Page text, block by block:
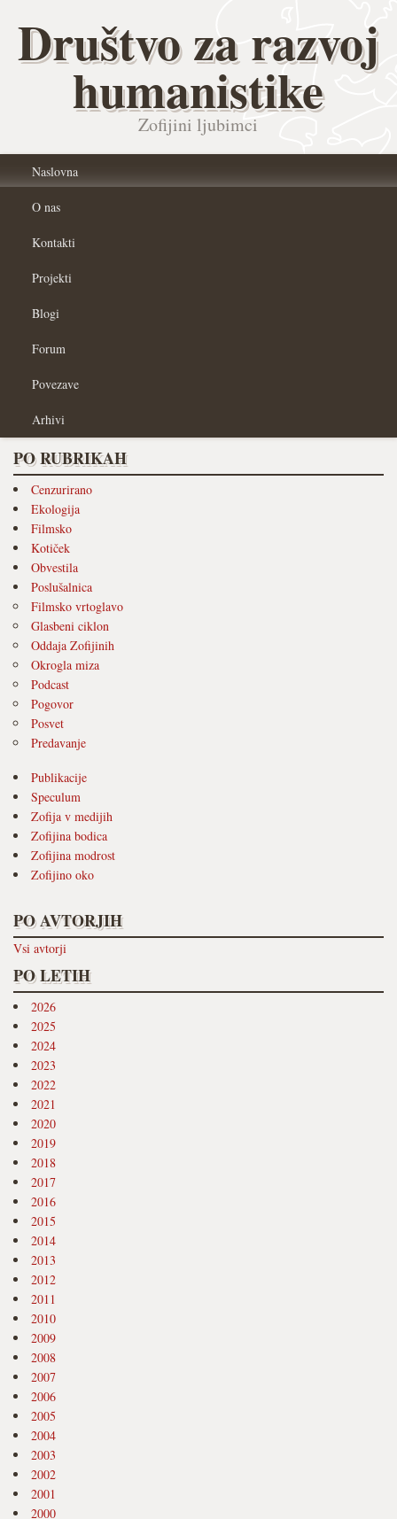
Društvo za razvoj
humanistike
Zofijini ljubimci
Naslovna
O nas
Kontakti
Projekti
Blogi
Forum
Povezave
Arhivi
PO RUBRIKAH
Cenzurirano
Ekologija
Filmsko
Kotiček
Obvestila
Poslušalnica
Filmsko vrtoglavo
Glasbeni ciklon
Oddaja Zofijinih
Okrogla miza
Podcast
Pogovor
Posvet
Predavanje
Publikacije
Speculum
Zofija v medijih
Zofijina bodica
Zofijina modrost
Zofijino oko
PO AVTORJIH
Vsi avtorji
PO LETIH
2026
2025
2024
2023
2022
2021
2020
2019
2018
2017
2016
2015
2014
2013
2012
2011
2010
2009
2008
2007
2006
2005
2004
2003
2002
2001
2000